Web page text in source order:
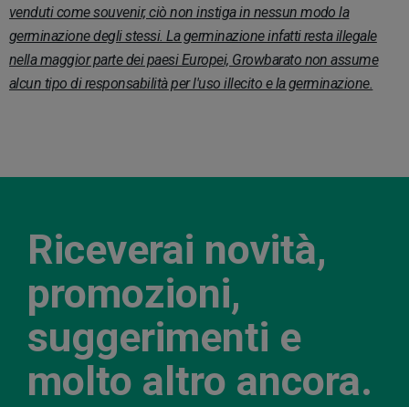
venduti come souvenir, ciò non instiga in nessun modo la
germinazione degli stessi. La germinazione infatti resta illegale
nella maggior parte dei paesi Europei, Growbarato non assume
alcun tipo di responsabilità per l'uso illecito e la germinazione.
Riceverai novità,
promozioni,
suggerimenti e
molto altro ancora.